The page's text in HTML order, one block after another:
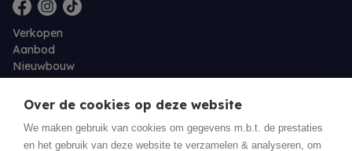
Verkopen
Aanbod
Nieuwbouw
Over ons
Contact
Over de cookies op deze website
We maken gebruik van cookies om gegevens m.b.t. de prestaties
en het gebruik van deze website te verzamelen & analyseren, om